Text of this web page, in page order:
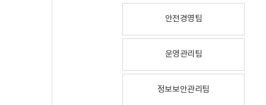
안전경영팀
운영관리팀
정보보안관리팀